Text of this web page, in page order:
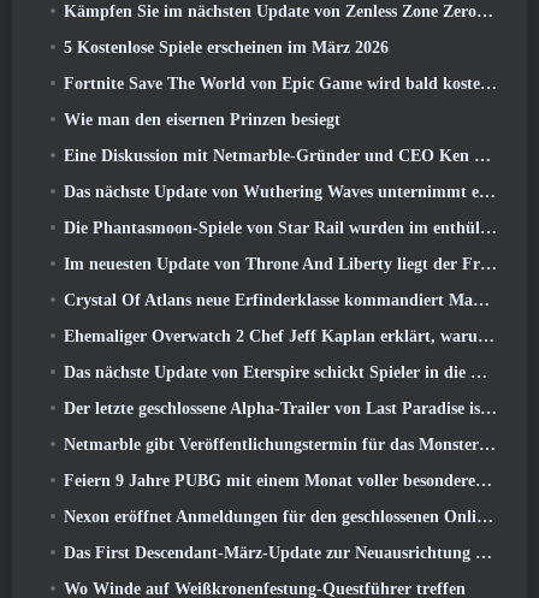
Kämpfen Sie im nächsten Update von Zenless Zone Zero um Ruhm im Hollow-Champion-Wettbewerb von New Eridu
5 Kostenlose Spiele erscheinen im März 2026
Fortnite Save The World von Epic Game wird bald kostenlos spielbar sein
Wie man den eisernen Prinzen besiegt
Eine Diskussion mit Netmarble-Gründer und CEO Ken Kim über MONGIL: Sternentauchen
Das nächste Update von Wuthering Waves unternimmt eine Reise zur „dunklen Seite“
Die Phantasmoon-Spiele von Star Rail wurden im enthüllt 4.1 Sonderprogramm
Im neuesten Update von Throne And Liberty liegt der Frühling in der Luft
Crystal Of Atlans neue Erfinderklasse kommandiert Magitech-Mechs im Kampf
Ehemaliger Overwatch 2 Chef Jeff Kaplan erklärt, warum er Blizzard zugelassen hat
Das nächste Update von Eterspire schickt Spieler in die Zwergenminen
Der letzte geschlossene Alpha-Trailer von Last Paradise ist ein kleines, aber erschreckendes Kunstwerk
Netmarble gibt Veröffentlichungstermin für das Monsterzähmungs-Action-Rollenspiel Mongil bekannt: Sternentauchen
Feiern 9 Jahre PUBG mit einem Monat voller besonderer Aktivitäten
Nexon eröffnet Anmeldungen für den geschlossenen Online-Test von MapleStory Classic World im April
Das First Descendant-März-Update zur Neuausrichtung von Sharen und zur Einführung neuer Inhalte
Wo Winde auf Weißkronenfestung-Questführer treffen